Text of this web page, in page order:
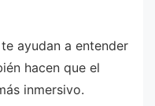
ayudan a entender
hacen que el
inmersivo.